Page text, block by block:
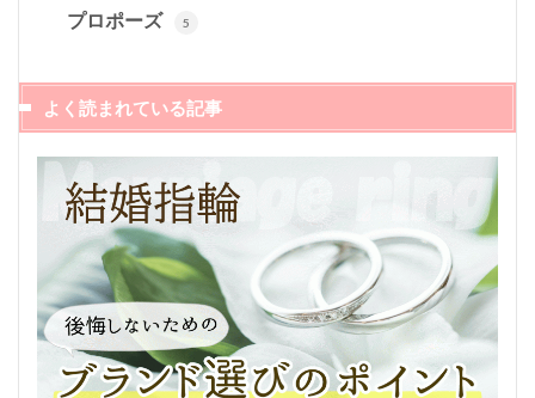
プロポーズ 5
よく読まれている記事